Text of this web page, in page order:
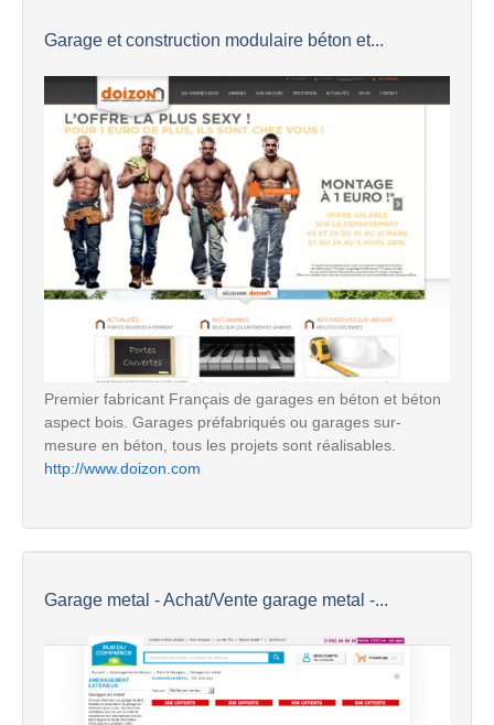
Garage et construction modulaire béton et...
Premier fabricant Français de garages en béton et béton
aspect bois. Garages préfabriqués ou garages sur-
mesure en béton, tous les projets sont réalisables.
http://www.doizon.com
Garage metal - Achat/Vente garage metal -...